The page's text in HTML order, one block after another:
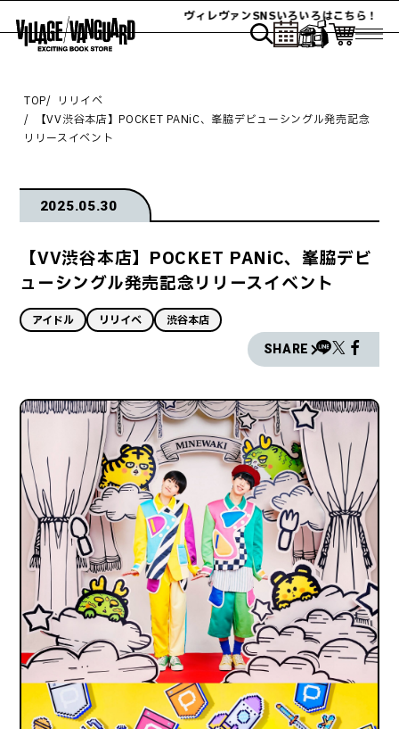
ヴィレヴァンSNSいろいろはこちら！
TOP
リリイベ
【VV渋谷本店】POCKET PANiC、峯脇デビューシングル発売記念
リリースイベント
2025.05.30
【VV渋谷本店】POCKET PANiC、峯脇デビ
ューシングル発売記念リリースイベント
アイドル リリイベ 渋谷本店
SHARE